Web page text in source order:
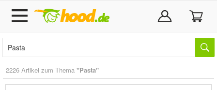
2226 Artikel zum Thema "Pasta"